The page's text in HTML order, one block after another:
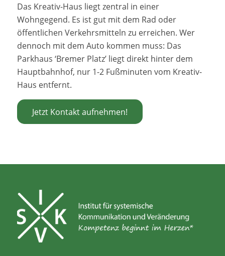
Das Kreativ-Haus liegt zentral in einer
Wohngegend. Es ist gut mit dem Rad oder
öffentlichen Verkehrsmitteln zu erreichen. Wer
dennoch mit dem Auto kommen muss: Das
Parkhaus ‘Bremer Platz’ liegt direkt hinter dem
Hauptbahnhof, nur 1-2 Fußminuten vom Kreativ-
Haus entfernt.
Jetzt Kontakt aufnehmen!